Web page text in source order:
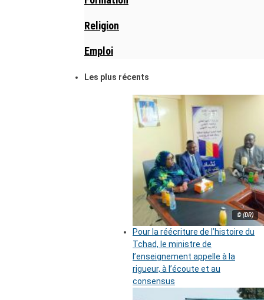
Religion
Emploi
Les plus récents
© (DR)
Pour la réécriture de l’histoire du
Tchad, le ministre de
l’enseignement appelle à la
rigueur, à l’écoute et au
consensus